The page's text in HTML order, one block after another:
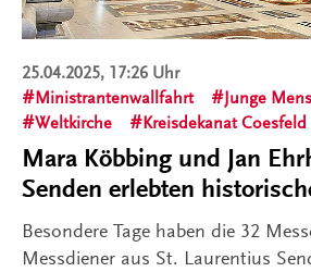
25.04.2025, 17:26 Uhr
Ministrantenwallfahrt
Junge
Weltkirche
Kreisdekanat Coesfeld
Mara Köbbing und Jan
Senden erlebten
Besondere Tage haben die 32
Messdiener aus St. Laurentius